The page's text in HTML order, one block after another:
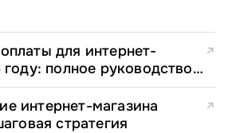
для интернет-
полное руководство
↗
интернет-магазина
стратегия
↗